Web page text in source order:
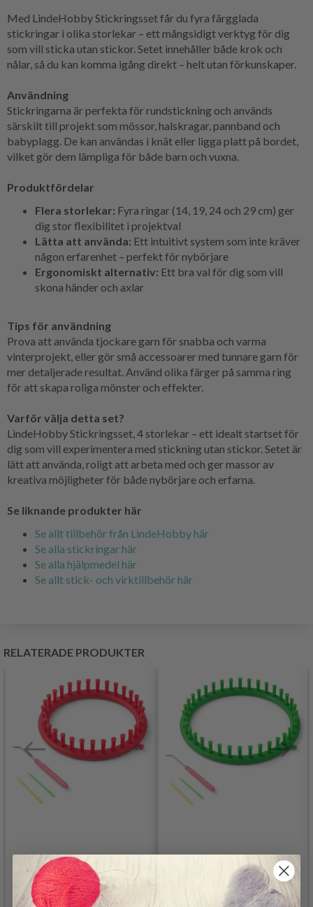
Med LindeHobby Stickringsset får du fyra färgglada
stickringar i olika storlekar – ett mångsidigt verktyg för dig
som vill sticka utan stickor. Setet innehåller både krok och
nålar, så du kan komma igång direkt – helt utan förkunskaper.
Användning
Stickringarna är perfekta för rundstickning och används
särskilt till projekt som mössor, halskragar, pannband och
babyplagg. De kan användas i knät eller ligga platt på bordet,
vilket gör dem lämpliga för både barn och vuxna.
Produktfördelar
Flera storlekar: Fyra ringar (14, 19, 24 och 29 cm) ger
dig stor flexibilitet i projektval
Lätta att använda: Ett intuitivt system som inte kräver
någon erfarenhet – perfekt för nybörjare
Ergonomiskt alternativ: Ett bra val för dig som vill
skona händer och axlar
Tips för användning
Prova att använda tjockare garn för snabba och varma
vinterprojekt, eller gör små accessoarer med tunnare garn för
mer detaljerade resultat. Använd olika färger på samma ring
för att skapa roliga mönster och effekter.
Varför välja detta set?
LindeHobby Stickringsset, 4 storlekar – ett idealt startset för
dig som vill experimentera med stickning utan stickor. Setet är
lätt att använda, roligt att arbeta med och ger massor av
kreativa möjligheter för både nybörjare och erfarna.
Se liknande produkter här
Se allt tillbehör från LindeHobby här
Se alla stickringar här
Se alla hjälpmedel här
Se allt stick- och virktillbehör här
RELATERADE PRODUKTER
LINDEHOBBY
STICKRING, 19 CM
74.95 SEK
LINDEHOBBY
STICKRING, 24 CM
80.95 SEK